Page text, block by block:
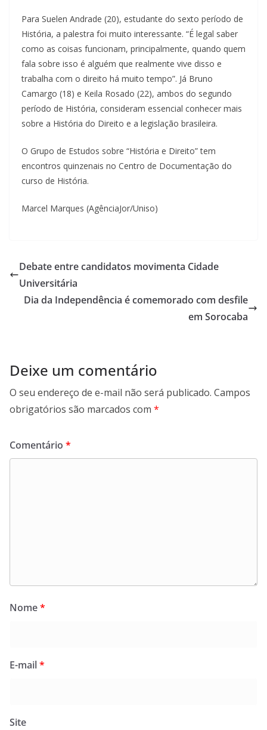
Para Suelen Andrade (20), estudante do sexto período de
História, a palestra foi muito interessante. “É legal saber
como as coisas funcionam, principalmente, quando quem
fala sobre isso é alguém que realmente vive disso e
trabalha com o direito há muito tempo”. Já Bruno
Camargo (18) e Keila Rosado (22), ambos do segundo
período de História, consideram essencial conhecer mais
sobre a História do Direito e a legislação brasileira.
O Grupo de Estudos sobre “História e Direito” tem
encontros quinzenais no Centro de Documentação do
curso de História.
Marcel Marques (AgênciaJor/Uniso)
Debate entre candidatos movimenta Cidade
Universitária
Dia da Independência é comemorado com desfile
em Sorocaba
Deixe um comentário
O seu endereço de e-mail não será publicado. Campos
obrigatórios são marcados com *
Comentário *
Nome*
E-mail*
Site